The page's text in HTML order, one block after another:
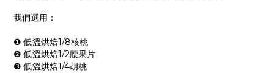
我們選用：
❶ 低溫烘焙1/8核桃
❷ 低溫烘焙1/2腰果片
❸ 低溫烘焙1/4胡桃